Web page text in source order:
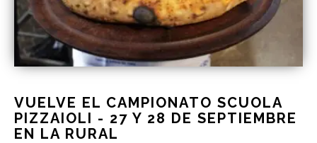
VUELVE EL CAMPIONATO SCUOLA
PIZZAIOLI - 27 Y 28 DE SEPTIEMBRE
EN LA RURAL